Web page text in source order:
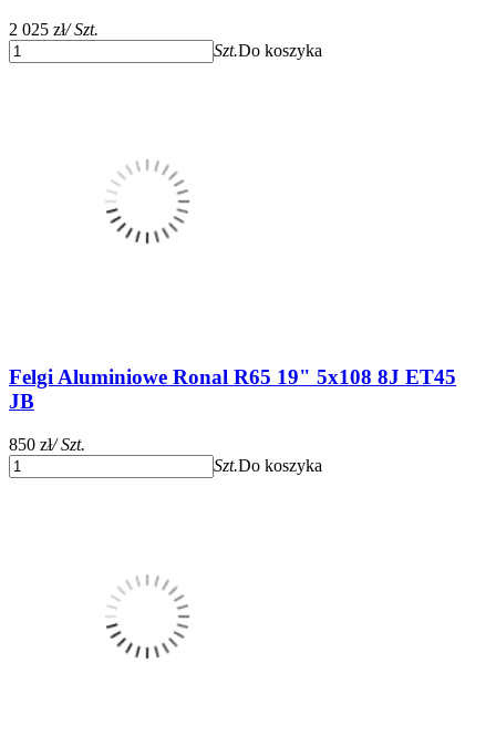
2 025 zł/ Szt.
Szt.Do koszyka
Felgi Aluminiowe Ronal R65 19" 5x108 8J ET45
JB
850 zł/ Szt.
Szt.Do koszyka